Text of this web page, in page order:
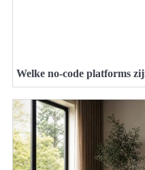
Welke no-code platforms